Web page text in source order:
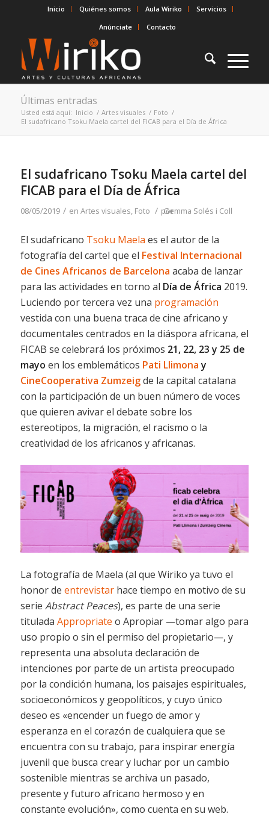
Inicio Quiénes somos Aula Wiriko
Servicios
Anúnciate
Contacto
Últimas entradas
Usted está aquí: Inicio / Artes visuales / Foto /
El sudafricano Tsoku Maela cartel del FICAB para el Día de África
El sudafricano Tsoku Maela cartel del
FICAB para el Día de África
08/05/2019 / en Artes visuales, Foto / por
Gemma Solés i Coll
El sudafricano Tsoku Maela es el autor de la
fotografía del cartel que el Festival Internacional
de Cines Africanos de Barcelona acaba de lanzar
para las actividades en torno al Día de África 2019.
Luciendo por tercera vez una programación
vestida con una buena traca de cine africano y
documentales centrados en la diáspora africana, el
FICAB se celebrará los próximos 21, 22, 23 y 25 de
mayo en los emblemáticos Pati Llimonay
CineCooperativa Zumzeigde la capital catalana
con la participación de un buen número de voces
que quieren avivar el debate sobre los
estereotipos, la migración, el racismo o la
creatividad de los africanos y africanas.
La fotografía de Maela (al que Wiriko ya tuvo el
honor de entrevistarhace tiempo en motivo de su
serie Abstract Peaces), es parte de una serie
titulada Appropriate o Apropiar —tomar algo para
uso propio o sin el permiso del propietario—, y
representa una absoluta declaración de
intenciones por parte de un artista preocupado
por la condición humana, los paisajes espirituales,
socioeconómicos y geopolíticos, y cuyo único
deseo es «encender un fuego de amor y
esperanza en el corazón de cualquiera que se
encuentra con su trabajo, para inspirar energía
juvenil que busca crear y luchar por un cambio
sostenible mientras se archiva un pasado,
presente y futuro africano hermoso y en
constante evolución», como cuenta en su web.